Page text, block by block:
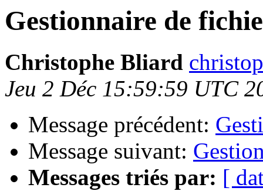
Gestionnaire de
Christophe Bliard
Jeu 2 Déc 15:59:59 UTC
Message précédent:
Message suivant:
Messages triés par: [